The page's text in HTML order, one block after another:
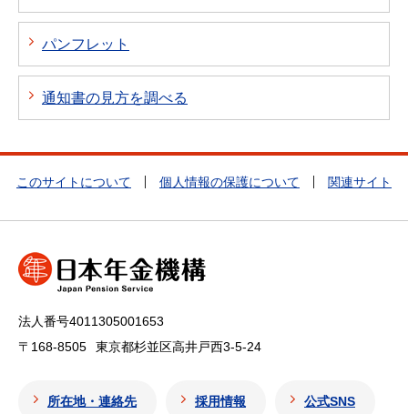
パンフレット
通知書の見方を調べる
このサイトについて 個人情報の保護について 関連サイト
法人番号4011305001653
〒168-8505
東京都杉並区高井戸西3-5-24
所在地・連絡先 採用情報 公式SNS